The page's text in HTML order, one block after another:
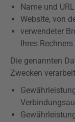
Name und
Website, von
verwendeter
Ihres
Die genannten
Zwecken